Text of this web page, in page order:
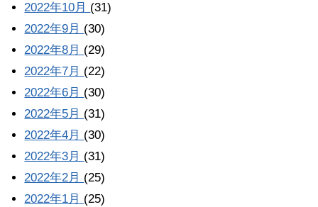
2022年10月 (31)
2022年9月 (30)
2022年8月 (29)
2022年7月 (22)
2022年6月 (30)
2022年5月 (31)
2022年4月 (30)
2022年3月 (31)
2022年2月 (25)
2022年1月 (25)